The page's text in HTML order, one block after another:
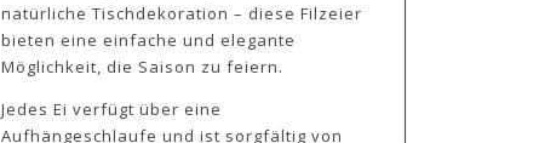
natürliche Tischdekoration – diese Filzeier
bieten eine einfache und elegante
Möglichkeit, die Saison zu feiern.
Jedes Ei verfügt über eine
Aufhängeschlaufe und ist sorgfältig von